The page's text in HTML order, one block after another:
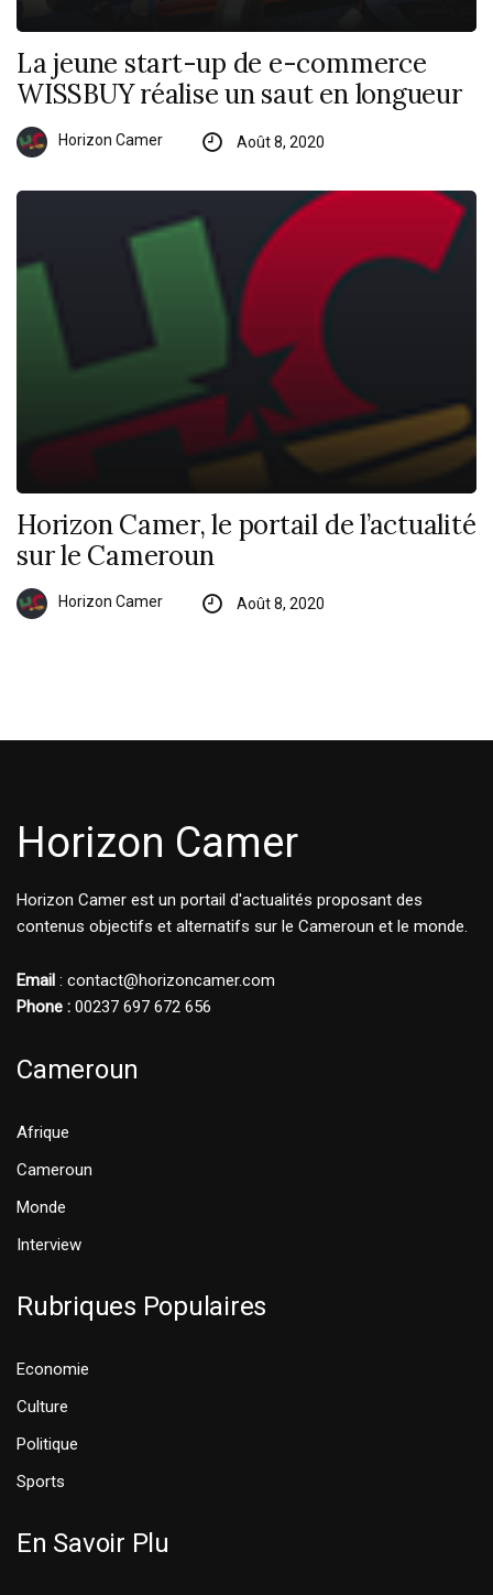
La jeune start-up de e-commerce
WISSBUY réalise un saut en longueur
Horizon Camer Août 8, 2020
Horizon Camer, le portail de l’actualité
sur le Cameroun
Horizon Camer Août 8, 2020
Horizon Camer
Horizon Camer est un portail d'actualités proposant des
contenus objectifs et alternatifs sur le Cameroun et le monde.
Email : contact@horizoncamer.com
Phone : 00237 697 672 656
Cameroun
Afrique
Cameroun
Monde
Interview
Rubriques Populaires
Economie
Culture
Politique
Sports
En Savoir Plu